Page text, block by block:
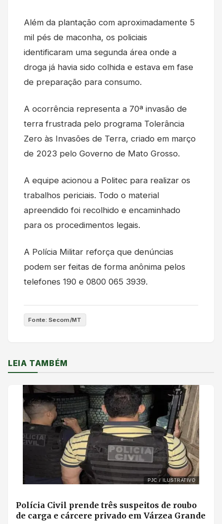
Além da plantação com aproximadamente 5
mil pés de maconha, os policiais
identificaram uma segunda área onde a
droga já havia sido colhida e estava em fase
de preparação para consumo.
A ocorrência representa a 70ª invasão de
terra frustrada pelo programa Tolerância
Zero às Invasões de Terra, criado em março
de 2023 pelo Governo de Mato Grosso.
A equipe acionou a Politec para realizar os
trabalhos periciais. Todo o material
apreendido foi recolhido e encaminhado
para os procedimentos legais.
A Polícia Militar reforça que denúncias
podem ser feitas de forma anônima pelos
telefones 190 e 0800 065 3939.
Fonte: Secom/MT
LEIA TAMBÉM
PJC / ILUSTRATIVO
Polícia Civil prende três suspeitos de roubo
de carga e cárcere privado em Várzea Grande